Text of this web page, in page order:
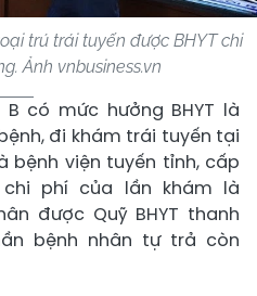
trú trái tuyến được BHYT chi
Ảnh vnbusiness.vn
có mức hưởng BHYT là
đi khám trái tuyến tại
bệnh viện tuyến tỉnh, cấp
phí của lần khám là
được Quỹ BHYT thanh
bệnh nhân tự trả còn